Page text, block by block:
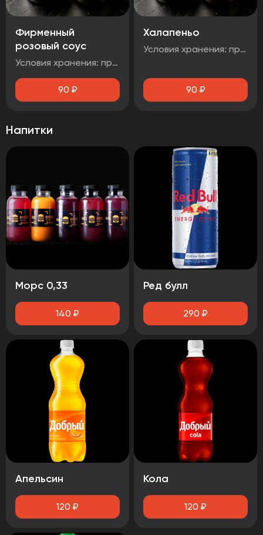
Фирменный
розовый соус
Условия хранения: при температуре от плюс 2°C до плюс 4°C Срок годности: 48 часов Т.У 10.71. 11-001-48751922-2017 Рекомендуется употребить сразу после вскрытия упаковки Без ГМ
90 ₽
Халапеньо
Условия хранения: при температуре от плюс 2°C до плюс 4°C Срок годности: 48 часов Т.У 10.71. 11-001-48751922-2017 Рекомендуется употребить сразу после вскрытия упаковки Без ГМО
90 ₽
Напитки
Морс 0,33
140 ₽
Ред булл
290 ₽
Апельсин
120 ₽
Кола
120 ₽